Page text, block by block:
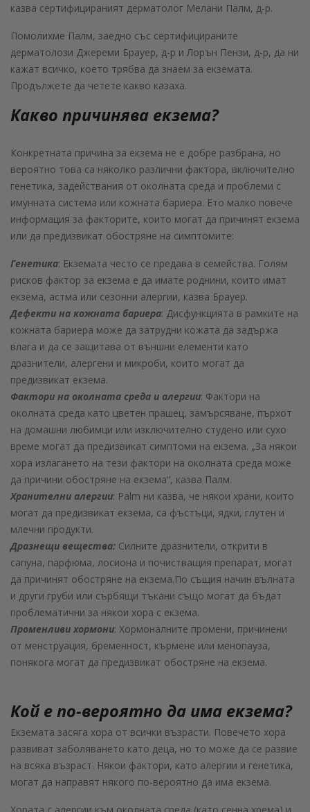
казва сертифицираният дерматолог Мелани Палм, д-р.
Помолихме Палм, заедно със сертифицираните
дерматолози Джереми Брауер, д-р и Лорън Пензи, д-р, да ни
кажат всичко, което трябва да знаем за екземата.
Продължете да четете какво казаха.
Какво причинява екзема?
Конкретната причина за екзема не е добре разбрана, но
вероятно това са няколко различни фактора, включително
генетика, задействания от околната среда и проблеми с
имунната система или кожната бариера. Ето малко повече
информация за факторите, които могат да причинят екзема
или да предизвикат обостряне на симптомите:
Генетика: Екземата често се предава в семейства. Голям
рисков фактор за екзема е да имате роднини, които имат
екзема, астма или сезонни алергии, казва Брауер.
Дефекти на кожната бариера: Дисфункцията в рамките на
кожната бариера може да затрудни кожата да задържа
влага и да се защитава от външни елементи като
дразнители, алергени и микроби, които могат да
предизвикат екзема.
Фактори на околната среда и алергии: Фактори на
околната среда като цветен прашец, замърсяване, пърхот
на домашни любимци или изключително студено или сухо
време могат да предизвикат симптоми на екзема. „За някои
хора излагането на тези фактори на околната среда може
да причини обостряне на екзема“, казва Палм.
Хранителни алергии: Palm ни казва, че някои храни, които
могат да предизвикат екзема, са фъстъци, ядки, глутен и
млечни продукти.
Дразнещи вещества: Силните дразнители, открити в
сапуна, парфюма, лосиона и почистващия препарат, могат
да причинят обостряне на екзема.По същия начин вълната
и други груби или сърбящи тъкани също могат да бъдат
проблематични за някои хора с екзема.
Променливи хормони: Хормоналните промени, причинени
от менструация, бременност, кърмене или менопауза,
понякога могат да предизвикат обостряне на екзема.
Кой е по-вероятно да има екзема?
Екземата засяга хора от всички възрасти. Повечето хора
развиват заболяването като деца, но то може да се развие
на всяка възраст. Някои фактори, като алергии и генетика,
могат да направят някого по-вероятно да има екзема.